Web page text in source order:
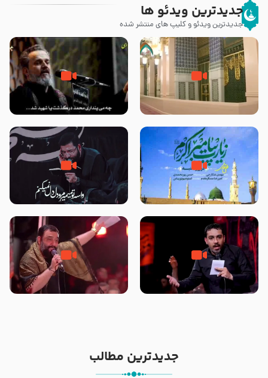
جدیدترین ویدئو ها
جدیدترین ویدئو و کلیپ های منتشر شده
زیارت پیامبر اکرم صلی الله علیه و
اله و سلم در مدینه به همراه
مرگ یا قتل – ملا باسم کربلایی
زیارت پیامبر اکرم صلی الله علیه و
آله در روز شنبه با نوای علی فانی
مصداق کربلا – حاج حسین سیب
سرخی
شور ، حسینا! به‌ حق زهرا «أُنْظُرْ
إِلَینا» – عزاداری شب هفتم ماه
جانا جانا ابی عبدالله – کربلایی جواد
مقدم – شب هشتم محرم 1448 –
جدیدترین مطالب